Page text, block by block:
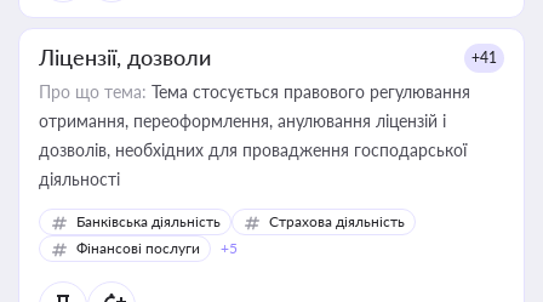
Ліцензії, дозволи +41
Про що тема: Тема стосується правового регулювання
отримання, переоформлення, анулювання ліцензій і
дозволів, необхідних для провадження господарської
діяльності
Банківська діяльність
Страхова діяльність
Фінансові послуги
+5